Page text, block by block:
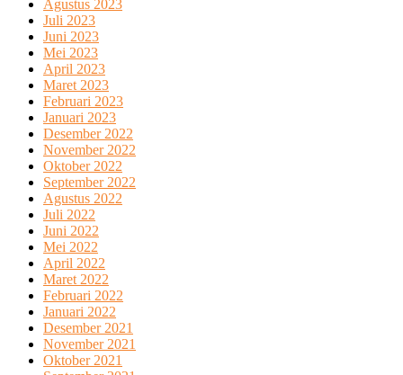
Agustus 2023
Juli 2023
Juni 2023
Mei 2023
April 2023
Maret 2023
Februari 2023
Januari 2023
Desember 2022
November 2022
Oktober 2022
September 2022
Agustus 2022
Juli 2022
Juni 2022
Mei 2022
April 2022
Maret 2022
Februari 2022
Januari 2022
Desember 2021
November 2021
Oktober 2021